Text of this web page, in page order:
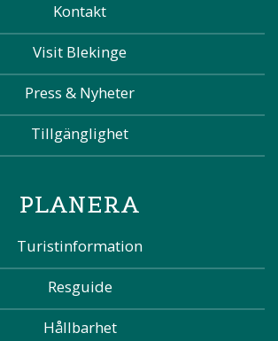
Kontakt
Visit Blekinge
Press & Nyheter
Tillgänglighet
PLANERA
Turistinformation
Resguide
Hållbarhet